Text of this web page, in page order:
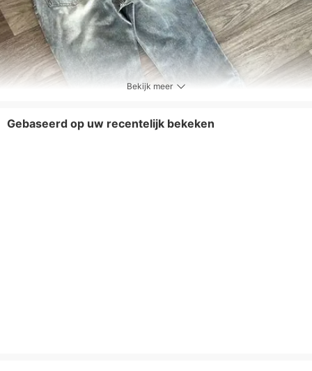
Bekijk meer
Gebaseerd op uw recentelijk bekeken